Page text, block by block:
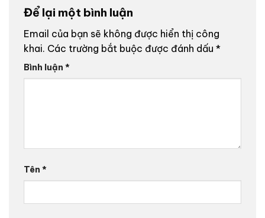
Để lại một bình luận
Email của bạn sẽ không được hiển thị công
khai. Các trường bắt buộc được đánh dấu *
Bình luận *
Tên *